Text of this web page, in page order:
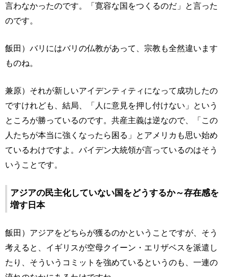
言わなかったのです。「寛容な国をつくるのだ」と言った
のです。
飯田）バリにはバリの仏教があって、宗教も全然違います
ものね。
兼原）それが新しいアイデンティティになって成功したの
ですけれども、結局、「人に意見を押し付けない」という
ところが勝っているのです。共産主義は逆なので、「この
人たちが本当に強くなったら困る」とアメリカも思い始め
ているわけですよ。バイデン大統領が言っているのはそう
いうことです。
アジアの民主化していない国をどうするか～存在感を
増す日本
飯田）アジアをどちらが獲るのかということですが、そう
考えると、イギリスが空母クイーン・エリザベスを派遣し
たり、そういうコミットを強めているというのも、一連の